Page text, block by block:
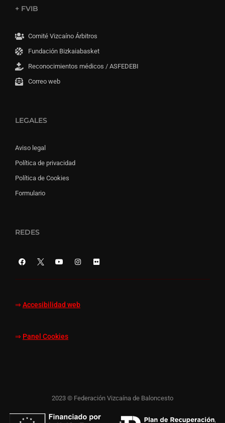
+ FVIB
Comité Vizcaíno Árbitros
Fundación Bizkaiabasket
Reconocimientos médicos / ASFEDEBI
Correo web
LEGALES
Aviso legal
Política de privacidad
Política de Cookies
Formulario
REDES
⇒ Accesibilidad web
⇒ Panel Cookies
2023 © Federación Vizcaína de Baloncesto